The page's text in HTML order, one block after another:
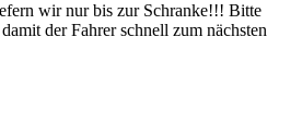
wir nur bis zur Schranke!!! Bitte
der Fahrer schnell zum nächsten